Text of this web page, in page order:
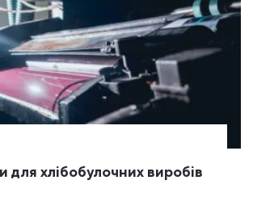
для хлібобулочних виробів